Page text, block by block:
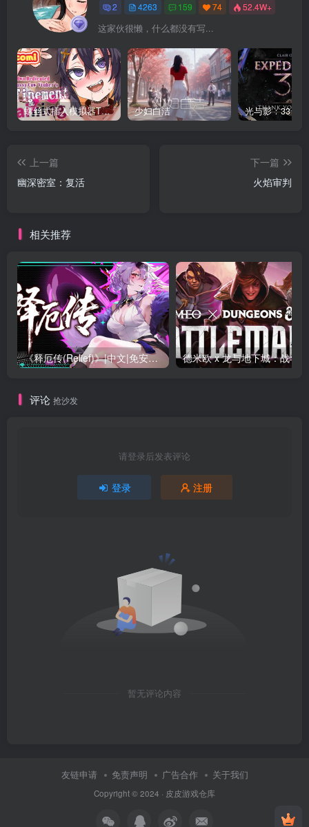
2 4263 159 74 52.4W+
这家伙很懒，什么都没有写...
螺丝式插入模拟器TMA02 少妇白洁
上一篇
幽深密室：复活
下一篇
火焰审判
相关推荐
《释厄传(Relief)》|中文|免安装硬盘版
评论 抢沙发
请登录后发表评论
登录 注册
暂无评论内容
友链申请 免责声明 广告合作 关于我们
Copyright © 2024 · 皮皮游戏仓库